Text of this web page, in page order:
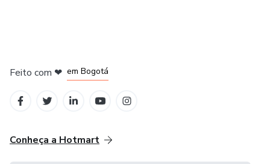
Feito com ❤ em Bogotá
Conheça a Hotmart